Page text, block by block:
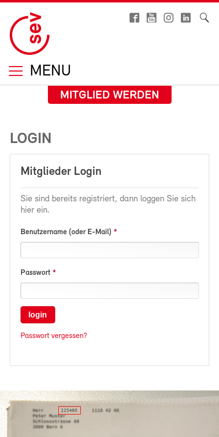
MENU
MITGLIED WERDEN
LOGIN
Mitglieder Login
Sie sind bereits registriert, dann loggen Sie sich
hier ein.
Benutzername (oder E-Mail)
Passwort
login
Passwort vergessen?